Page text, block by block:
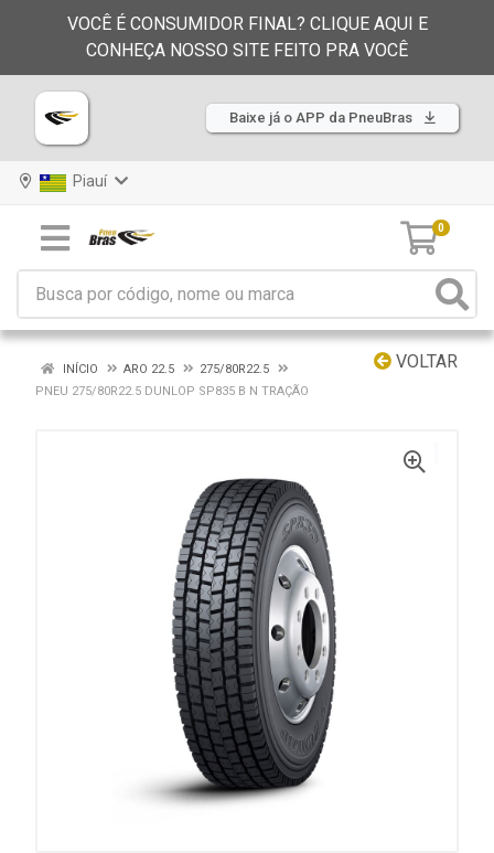
VOCÊ É CONSUMIDOR FINAL? CLIQUE AQUI E
CONHEÇA NOSSO SITE FEITO PRA VOCÊ
Baixe já o APP da PneuBras
Piauí
0
VOLTAR
INÍCIO ARO 22.5
275/80R22.5
PNEU 275/80R22.5 DUNLOP SP835 B N TRAÇÃO